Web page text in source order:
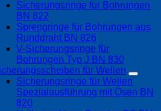
Sicherungsringe für Bohrungen
BN 822
Sprengringe für Bohrungen aus
Runddraht BN 826
V-Sicherungsringe für
Bohrungen Typ J BN 830
für Wellen
Sicherungsringe für Wellen
Spezialausführung mit Ösen BN
820